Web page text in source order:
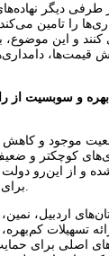
را تامین می‌کند
کنند و این
قیمت‌ها،
و سوبسیت از
موجود و کاهش
کوچکتر و
و از این‌رو دولت
اردبیل،
تسهیلات
اصلی برای